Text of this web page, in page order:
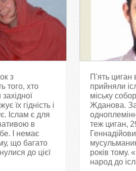
з
того, хто
їх гідність і
Іслам є для
в
І немає
що багато
до цієї
П'ять
прийняли
міську
Жданова.
теж циган,
років тому.
народ до